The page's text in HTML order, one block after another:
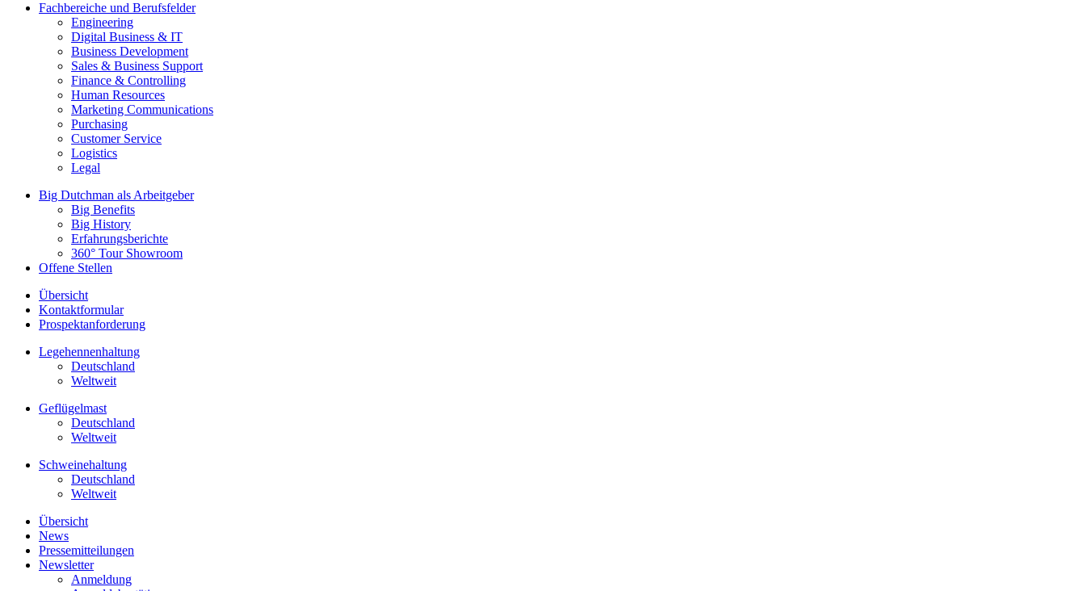
Fachbereiche und Berufsfelder
Engineering
Digital Business & IT
Business Development
Sales & Business Support
Finance & Controlling
Human Resources
Marketing Communications
Purchasing
Customer Service
Logistics
Legal
Big Dutchman als Arbeitgeber
Big Benefits
Big History
Erfahrungsberichte
360° Tour Showroom
Offene Stellen
Übersicht
Kontaktformular
Prospektanforderung
Legehennenhaltung
Deutschland
Weltweit
Geflügelmast
Deutschland
Weltweit
Schweinehaltung
Deutschland
Weltweit
Übersicht
News
Pressemitteilungen
Newsletter
Anmeldung